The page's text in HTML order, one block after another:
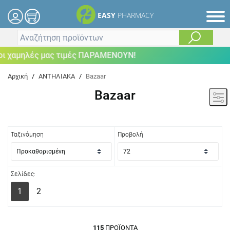
EASY PHARMACY
μας τιμές ΠΑΡΑΜΕΝΟΥΝ!
Αρχική / ΑΝΤΗΛΙΑΚΑ / Bazaar
Bazaar
Ταξινόμηση Προβολή
Σελίδες:
1 2
115ΠΡΟΪΌΝΤΑ